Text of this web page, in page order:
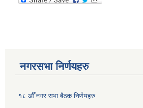
नगरसभा निर्णयहरु
१८ औँ नगर सभा बैठक निर्णयहरु